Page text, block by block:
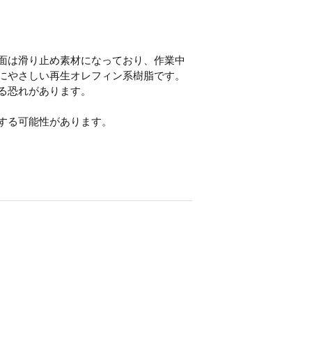
は滑り止め素材になっており、作業中
さしい再生オレフィン系樹脂です。
れがあります。
可能性があります。